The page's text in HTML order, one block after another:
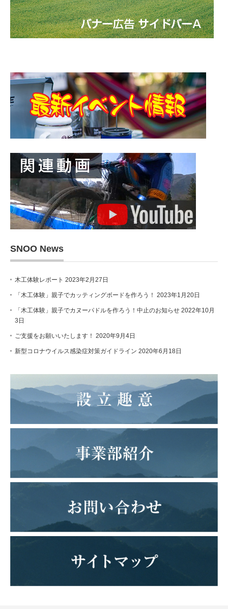
SNOO News
木工体験レポート 2023年2月27日
「木工体験」親子でカッティングボードを作ろう！ 2023年1月20日
「木工体験」親子でカヌーパドルを作ろう！中止のお知らせ 2022年10月
3日
ご支援をお願いいたします！ 2020年9月4日
新型コロナウイルス感染症対策ガイドライン 2020年6月18日